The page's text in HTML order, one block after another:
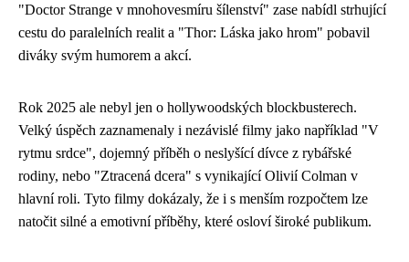
"Doctor Strange v mnohovesmíru šílenství" zase nabídl strhující
cestu do paralelních realit a "Thor: Láska jako hrom" pobavil
diváky svým humorem a akcí.
Rok 2025 ale nebyl jen o hollywoodských blockbusterech.
Velký úspěch zaznamenaly i nezávislé filmy jako například "V
rytmu srdce", dojemný příběh o neslyšící dívce z rybářské
rodiny, nebo "Ztracená dcera" s vynikající Olivií Colman v
hlavní roli. Tyto filmy dokázaly, že i s menším rozpočtem lze
natočit silné a emotivní příběhy, které osloví široké publikum.